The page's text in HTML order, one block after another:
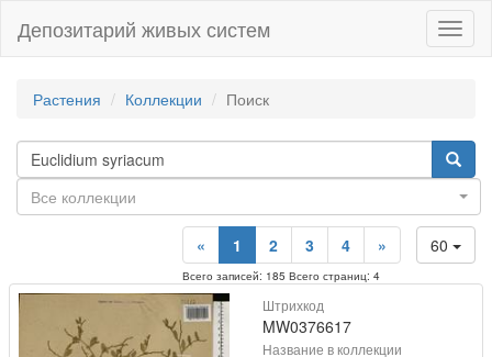
Депозитарий живых систем
Растения Коллекции Поиск
Все коллекции
60
« 1 2 3 4 »
Всего записей: 185 Всего страниц: 4
Штрихкод
MW0376617
Название в коллекции